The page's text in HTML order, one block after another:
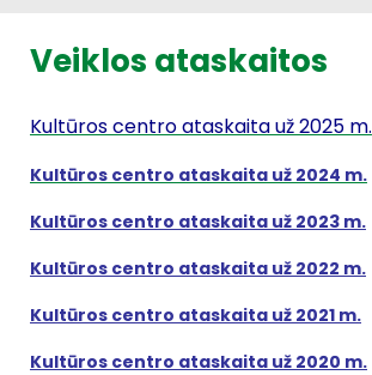
Veiklos ataskaitos
Kultūros centro ataskaita už 2025 m.
Kultūros centro ataskaita už 2024 m.
Kultūros centro ataskaita už 2023 m.
Kultūros centro ataskaita už 2022 m.
Kultūros centro ataskaita už 2021 m.
Kultūros centro ataskaita už 2020 m.